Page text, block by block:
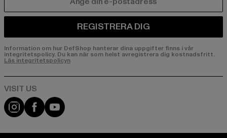
REGISTRERA DIG
Information om hur DefShop hanterar dina uppgifter finns i vår
integritetspolicy. Du kan när som helst avregistrera dig kostnadsfritt.
Läs integritetspolicyn
Visit our Instagram page:
Visit our Facebook page:
Visit our YouTube channel: